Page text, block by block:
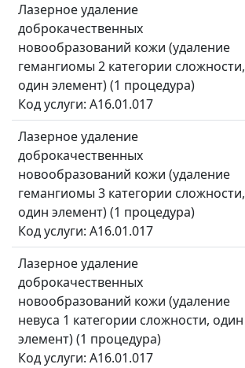
Лазерное удаление
доброкачественных
новообразований кожи (удаление
гемангиомы 2 категории сложности,
один элемент) (1 процедура)
Код услуги: A16.01.017
Лазерное удаление
доброкачественных
новообразований кожи (удаление
гемангиомы 3 категории сложности,
один элемент) (1 процедура)
Код услуги: A16.01.017
Лазерное удаление
доброкачественных
новообразований кожи (удаление
невуса 1 категории сложности, один
элемент) (1 процедура)
Код услуги: A16.01.017